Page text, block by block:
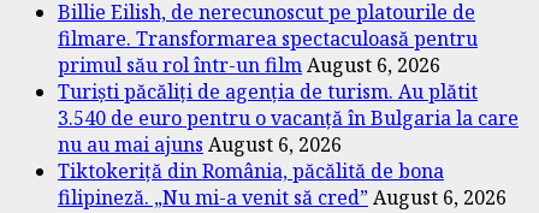
Billie Eilish, de nerecunoscut pe platourile de
filmare. Transformarea spectaculoasă pentru
primul său rol într-un filmAugust 6, 2026
Turiști păcăliți de agenția de turism. Au plătit
3.540 de euro pentru o vacanță în Bulgaria la care
nu au mai ajuns August 6, 2026
Tiktokeriță din România, păcălită de bona
filipineză. „Nu mi-a venit să cred”August 6, 2026